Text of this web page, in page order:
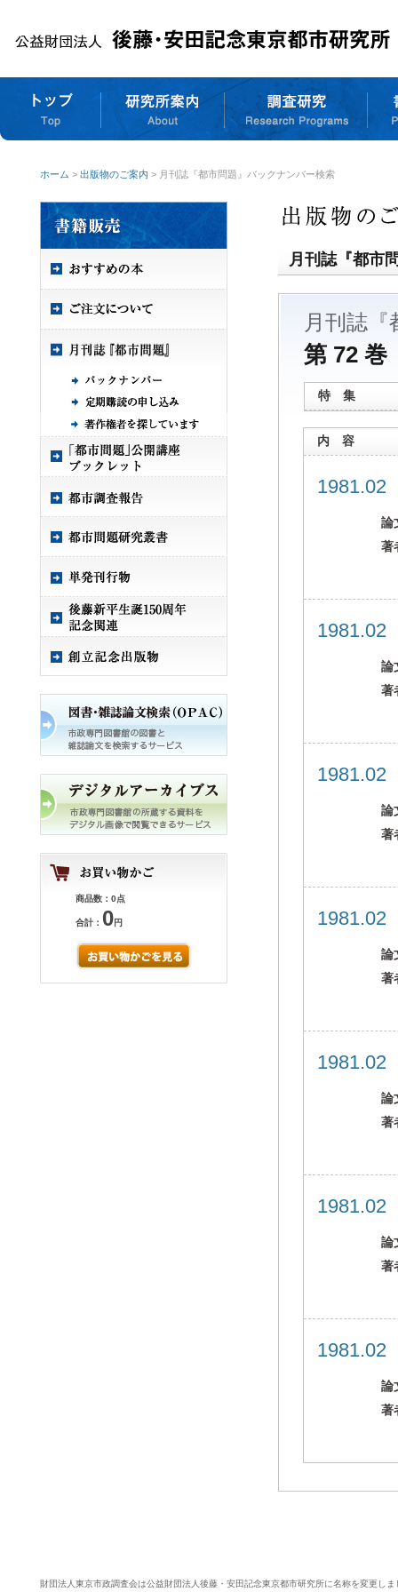
ホーム > 出版物のご案内 > 月刊誌『都市問題』バックナンバー検索
商品数：0点
合計： 0円
月刊誌『都市
月刊誌『
第 72
特 集
内 容
論
著
論
著
論
著
論
著
論
著
論
著
論
著
財団法人東京市政調査会は公益財団法人後藤・安田記念東京都市研究所に名称を変更しま